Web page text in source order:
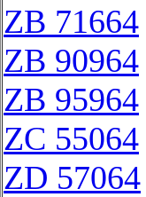
ZB 71664
ZB 90964
ZB 95964
ZC 55064
ZD 57064